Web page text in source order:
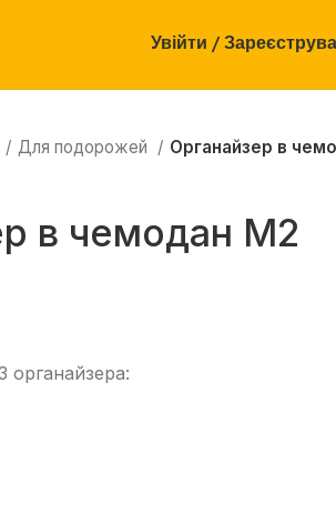
Увійти /
Для подорожей Органайзер в
в чемодан М2
органайзера: